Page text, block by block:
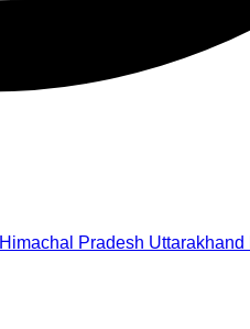
Himachal Pradesh Uttarakhand